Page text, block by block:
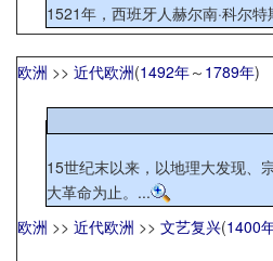
1521年，西班牙人赫尔南·科尔
欧洲 >> 近代欧洲(1492年～ 1789年)
15世纪末以来，以地理大发现、
大革命为止。...
欧洲 >> 近代欧洲 >> 文艺复兴(1400